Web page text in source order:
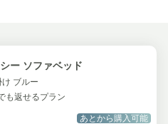
ー ソファベッド
ブルー
も返せるプラン
あとから購入可能